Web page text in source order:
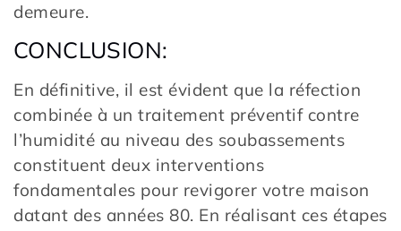
demeure.
CONCLUSION:
En définitive, il est évident que la réfection
combinée à un traitement préventif contre
l’humidité au niveau des soubassements
constituent deux interventions
fondamentales pour revigorer votre maison
datant des années 80. En réalisant ces étapes